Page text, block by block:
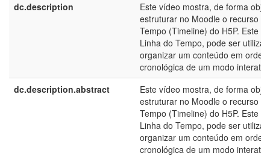
dc.description
Este vídeo mostra, de forma
estruturar no Moodle o recurso
Tempo (Timeline) do H5P. Este
Linha do Tempo, pode ser
organizar um conteúdo em ordem
cronológica de um modo
dc.description.abstract
Este vídeo mostra, de forma
estruturar no Moodle o recurso
Tempo (Timeline) do H5P. Este
Linha do Tempo, pode ser
organizar um conteúdo em ordem
cronológica de um modo